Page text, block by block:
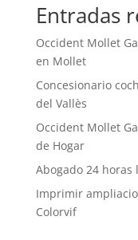
Entradas
Occident Mollet
en Mollet
Concesionario
del Vallès
Occident Mollet
de Hogar
Abogado 24
Imprimir
Colorvif